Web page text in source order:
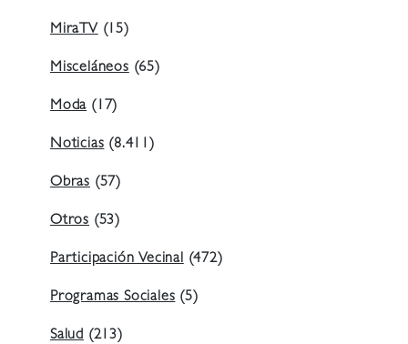
MiraTV (15)
Misceláneos (65)
Moda (17)
Noticias (8.411)
Obras (57)
Otros (53)
Participación Vecinal (472)
Programas Sociales (5)
Salud (213)